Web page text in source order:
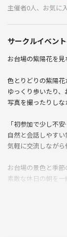
主催者0人、お気に
サークルイベン
お台場の紫陽花を
色とりどりの紫陽花
ゆっくり歩いたり、
写真を撮ったりし
「初参加で少し不
自然と会話しやすい
気軽に交流しなが
お台場の景色と季節
素敵な休日の朝を